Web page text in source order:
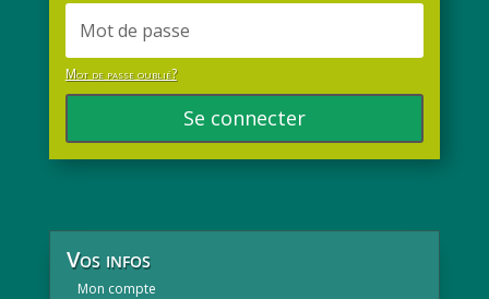
Mot de passe oublié?
Se connecter
Vos infos
Mon compte